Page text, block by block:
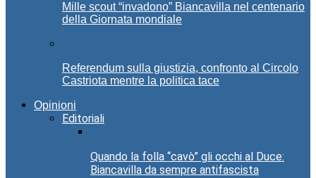
Mille scout “invadono” Biancavilla nel centenario
della Giornata mondiale
Referendum sulla giustizia, confronto al Circolo
Castriota mentre la politica tace
Opinioni
Editoriali
Quando la folla “cavò” gli occhi al Duce:
Biancavilla da sempre antifascista